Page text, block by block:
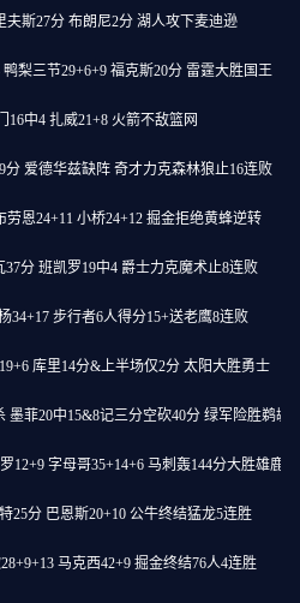
夫斯27分 布朗尼2分 湖人攻下麦迪逊
梨三节29+6+9 福克斯20分 雷霆大胜国王
16中4 扎威21+8 火箭不敌篮网
分 爱德华兹缺阵 奇才力克森林狼止16连败
劳恩24+11 小桥24+12 掘金拒绝黄蜂逆转
37分 班凯罗19中4 爵士力克魔术止8连败
34+17 步行者6人得分15+送老鹰8连败
库里14分&上半场仅2分 太阳大胜勇士
墨菲20中15&8记三分空砍40分 绿军险胜鹈鹕
12+9 字母哥35+14+6 马刺轰144分大胜雄鹿
25分 巴恩斯20+10 公牛终结猛龙5连胜
马克西42+9 掘金终结76人4连胜